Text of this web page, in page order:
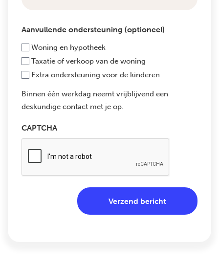
Aanvullende ondersteuning (optioneel)
Woning en hypotheek
Taxatie of verkoop van de woning
Extra ondersteuning voor de kinderen
Binnen één werkdag neemt vrijblijvend een
deskundige contact met je op.
CAPTCHA